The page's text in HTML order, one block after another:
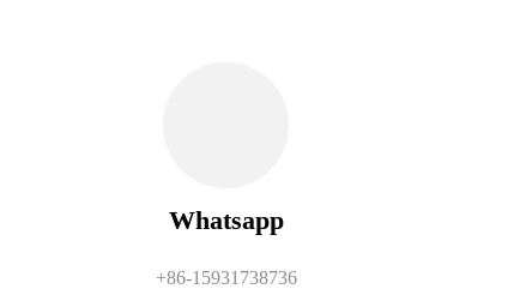
Whatsapp
+86-15931738736